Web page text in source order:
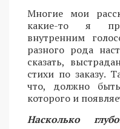
Многие мои
какие-то я
внутренним
разного рода
сказать,
стихи по заказу.
что, должно
которого и
Насколько